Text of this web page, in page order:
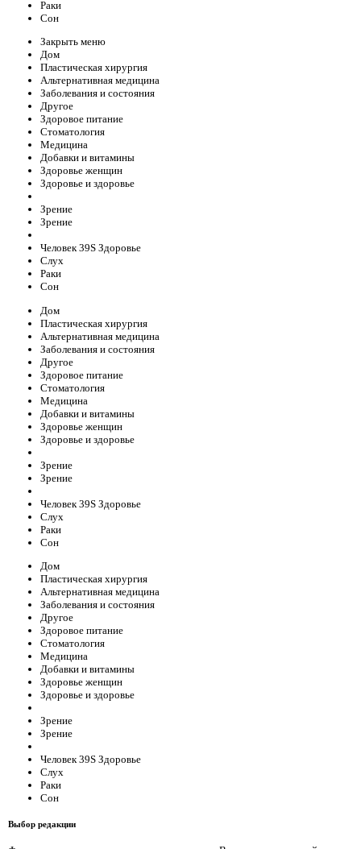
Раки
Сон
Закрыть меню
Дом
Пластическая хирургия
Альтернативная медицина
Заболевания и состояния
Другое
Здоровое питание
Стоматология
Медицина
Добавки и витамины
Здоровье женщин
Здоровье и здоровье
Зрение
Зрение
Человек 39S Здоровье
Слух
Раки
Сон
Дом
Пластическая хирургия
Альтернативная медицина
Заболевания и состояния
Другое
Здоровое питание
Стоматология
Медицина
Добавки и витамины
Здоровье женщин
Здоровье и здоровье
Зрение
Зрение
Человек 39S Здоровье
Слух
Раки
Сон
Дом
Пластическая хирургия
Альтернативная медицина
Заболевания и состояния
Другое
Здоровое питание
Стоматология
Медицина
Добавки и витамины
Здоровье женщин
Здоровье и здоровье
Зрение
Зрение
Человек 39S Здоровье
Слух
Раки
Сон
Выбор редакции